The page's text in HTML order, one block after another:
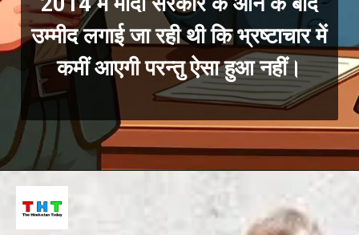
उम्मीद लगाई जा रही थी कि भ्रष्टाचार में
कमीं आएगी परन्तु ऐसा हुआ नहीं।